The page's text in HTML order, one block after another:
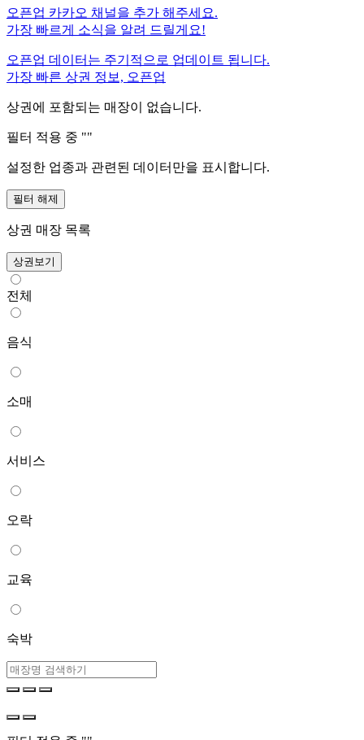
오픈업 카카오 채널을 추가 해주세요.
가장 빠르게 소식을 알려 드릴게요!
오픈업 데이터는 주기적으로 업데이트 됩니다.
가장 빠른 상권 정보, 오픈업
상권에 포함되는 매장이 없습니다.
필터 적용 중 ""
설정한 업종과 관련된 데이터만을 표시합니다.
필터 해제
상권 매장 목록
상권보기
전체
음식
소매
서비스
오락
교육
숙박